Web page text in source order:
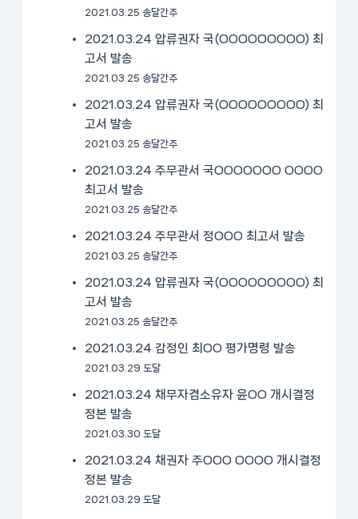
2021.03.25 송달간주
2021.03.24 압류권자 국(OOOOOOOOO) 최
고서 발송
2021.03.25 송달간주
2021.03.24 압류권자 국(OOOOOOOOO) 최
고서 발송
2021.03.25 송달간주
2021.03.24 주무관서 국OOOOOOO OOOO
최고서 발송
2021.03.25 송달간주
2021.03.24 주무관서 정OOO 최고서 발송
2021.03.25 송달간주
2021.03.24 압류권자 국(OOOOOOOOO) 최
고서 발송
2021.03.25 송달간주
2021.03.24 감정인 최OO 평가명령 발송
2021.03.29 도달
2021.03.24 채무자겸소유자 윤OO 개시결정
정본 발송
2021.03.30 도달
2021.03.24 채권자 주OOO OOOO 개시결정
정본 발송
2021.03.29 도달